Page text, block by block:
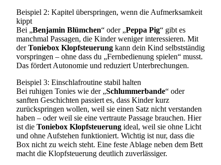
Beispiel 2: Kapitel überspringen, wenn die Aufmerksamkeit
kippt
Bei „Benjamin Blümchen“ oder „Peppa Pig“ gibt es
manchmal Passagen, die Kinder weniger interessieren. Mit
derToniebox Klopfsteuerung kann dein Kind selbstständig
vorspringen – ohne dass du „Fernbedienung spielen“ musst.
Das fördert Autonomie und reduziert Unterbrechungen.
Beispiel 3: Einschlafroutine stabil halten
Bei ruhigen Tonies wie der „Schlummerbande“ oder
sanften Geschichten passiert es, dass Kinder kurz
zurückspringen wollen, weil sie einen Satz nicht verstanden
haben – oder weil sie eine vertraute Passage brauchen. Hier
ist die Toniebox Klopfsteuerung ideal, weil sie ohne Licht
und ohne Aufstehen funktioniert. Wichtig ist nur, dass die
Box nicht zu weich steht. Eine feste Ablage neben dem Bett
macht die Klopfsteuerung deutlich zuverlässiger.